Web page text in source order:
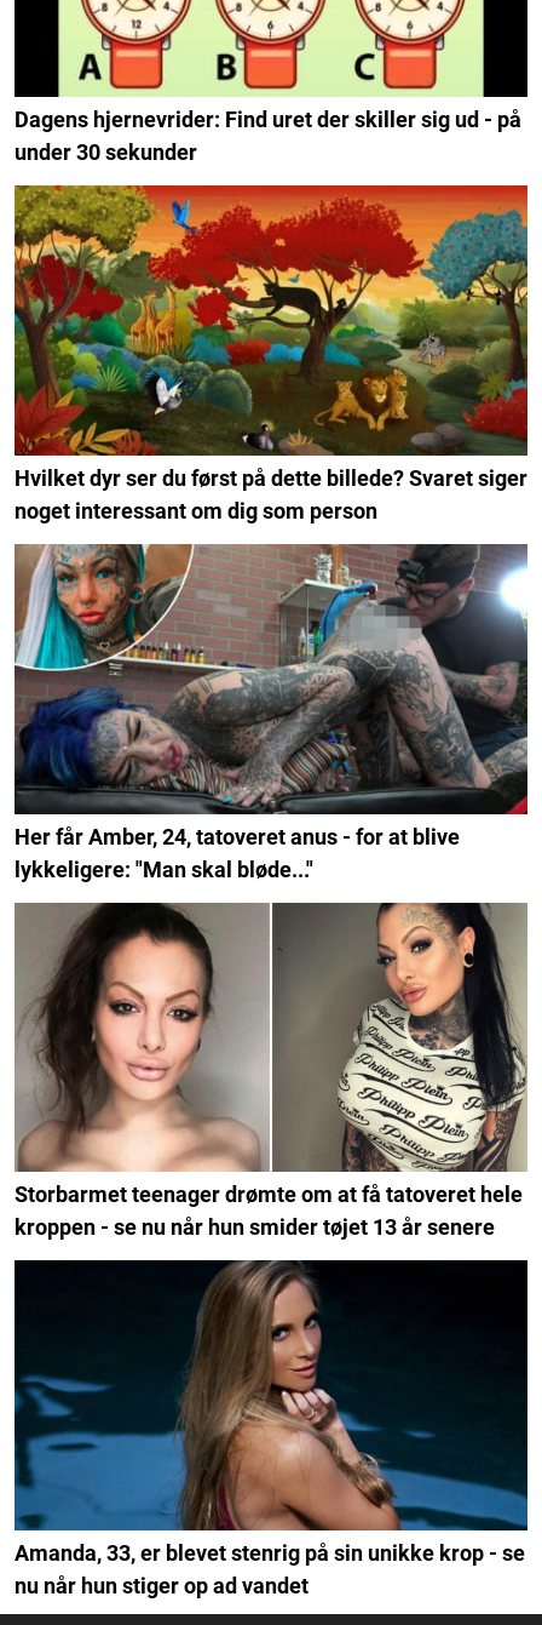
Dagens hjernevrider: Find uret der skiller sig ud - på
under 30 sekunder
Hvilket dyr ser du først på dette billede? Svaret siger
noget interessant om dig som person
Her får Amber, 24, tatoveret anus - for at blive
lykkeligere: "Man skal bløde..."
Storbarmet teenager drømte om at få tatoveret hele
kroppen - se nu når hun smider tøjet 13 år senere
Amanda, 33, er blevet stenrig på sin unikke krop - se
nu når hun stiger op ad vandet